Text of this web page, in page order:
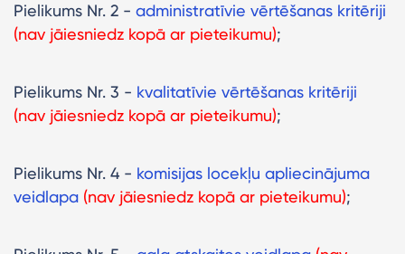
Pielikums Nr. 2 - administratīvie vērtēšanas kritēriji
(nav jāiesniedz kopā ar pieteikumu);
Pielikums Nr. 3 - kvalitatīvie vērtēšanas kritēriji
(nav jāiesniedz kopā ar pieteikumu);
Pielikums Nr. 4 - komisijas locekļu apliecinājuma
veidlapa (nav jāiesniedz kopā ar pieteikumu);